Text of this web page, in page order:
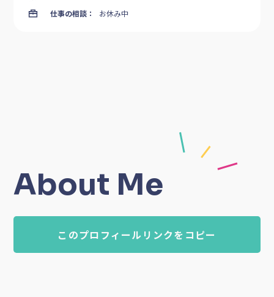
仕事の相談：
お休み中
About Me
このプロフィールリンクをコピー